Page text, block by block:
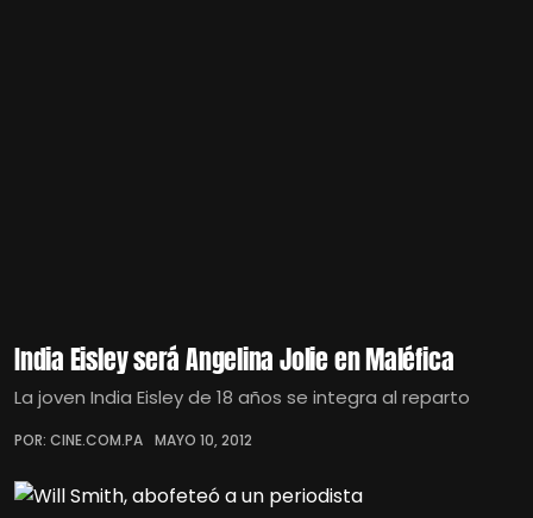
India Eisley será Angelina Jolie en Maléfica
La joven India Eisley de 18 años se integra al reparto
POR: CINE.COM.PA MAYO 10, 2012